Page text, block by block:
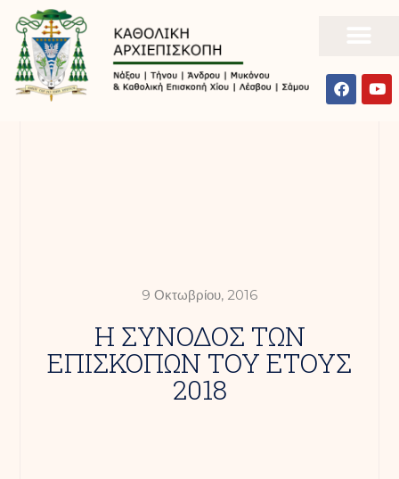
9 Οκτωβρίου, 2016
Η ΣΥΝΟΔΟΣ ΤΩΝ
ΕΠΙΣΚΟΠΩΝ ΤΟΥ ΕΤΟΥΣ
2018